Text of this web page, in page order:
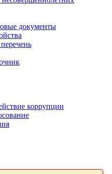
документы
коррупции